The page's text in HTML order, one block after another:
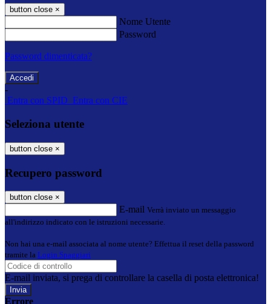
button close ×
Nome Utente
Password
Password dimenticata?
-
Entra con SPID Entra con CIE
Seleziona utente
button close ×
Recupero password
button close ×
E-mail Verrà inviato un messaggio
all'indirizzo indicato con le istruzioni necessarie.
Non hai una e-mail associata al nome utente? Effettua il reset della password
tramite la Login Spaggiari
E-mail inviata, si prega di controllare la casella di posta elettronica!
Errore